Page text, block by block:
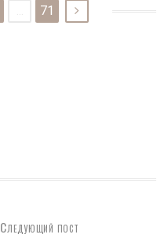
71
Следующий пост